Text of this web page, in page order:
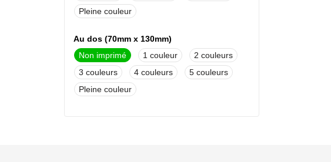
Pleine couleur
Au dos (70mm x 130mm)
Non imprimé
1
2
3
4
5
Pleine couleur